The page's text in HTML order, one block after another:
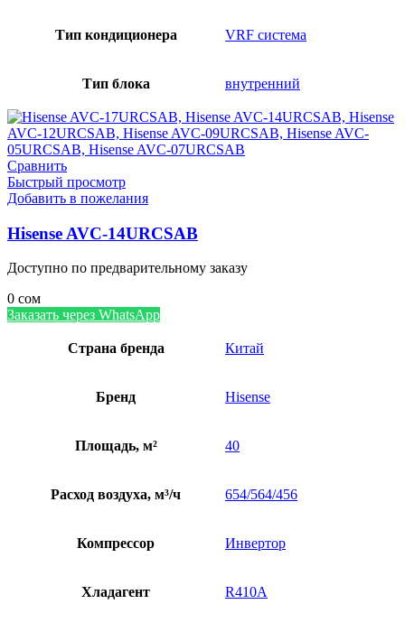
Тип кондиционера VRF система
Тип блока внутренний
Сравнить
Быстрый просмотр
Добавить в пожелания
Hisense AVC-14URCSAB
Доступно по предварительному заказу
0 сом
Заказать через WhatsApp
Страна бренда Китай
Бренд Hisense
Площадь, м² 40
Расход воздуха, м³/ч 654/564/456
Компрессор Инвертор
Хладагент R410A